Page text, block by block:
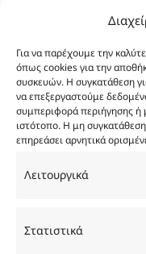
Για να παρέχουμε την
όπως cookies για την
συσκευών. Η συγκατάθεση
να επεξεργαστούμε
συμπεριφορά περιήγησης ή
ιστότοπο. Η μη
επηρεάσει αρνητικά
Λειτουργικά
Στατιστικά